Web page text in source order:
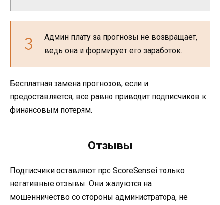
Админ плату за прогнозы не возвращает,
ведь она и формирует его заработок.
Бесплатная замена прогнозов, если и
предоставляется, все равно приводит подписчиков к
финансовым потерям.
Отзывы
Подписчики оставляют про ScoreSensei только
негативные отзывы. Они жалуются на
мошенничество со стороны администратора, не